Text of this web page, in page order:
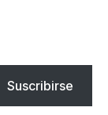
integrar
con ese
Suscribirse